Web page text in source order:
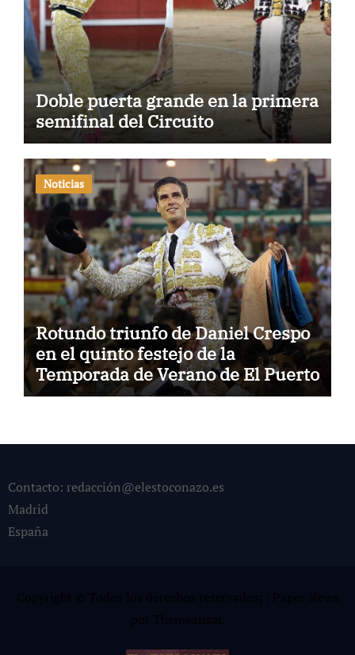
Doble puerta grande en la primera
semifinal del Circuito
Noticias
Rotundo triunfo de Daniel Crespo
en el quinto festejo de la
Temporada de Verano de El Puerto
Contacto: redacción@elestoconazo.es
Madrid
España